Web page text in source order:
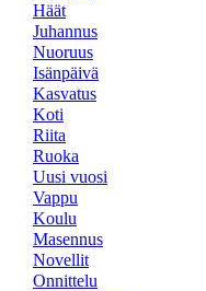
Häät
Juhannus
Nuoruus
Isänpäivä
Kasvatus
Koti
Riita
Ruoka
Uusi vuosi
Vappu
Koulu
Masennus
Novellit
Onnittelu